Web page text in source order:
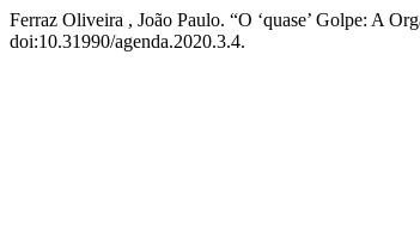
Ferraz Oliveira , João Paulo. “O ‘quase’ Golpe: A
doi:10.31990/agenda.2020.3.4.